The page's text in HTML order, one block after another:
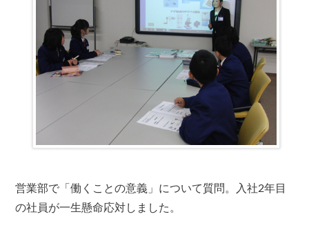
営業部で「働くことの意義」について質問。入社2年目
の社員が一生懸命応対しました。